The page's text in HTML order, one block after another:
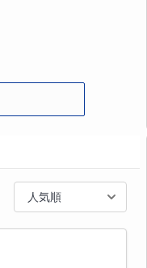
もちろん、将来
。
急な授業のスピ
ま先へ進んでし
気味
強くなりやすくな
人気順